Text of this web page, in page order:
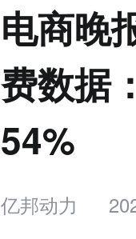
电商晚
费数据
54%
亿邦动力